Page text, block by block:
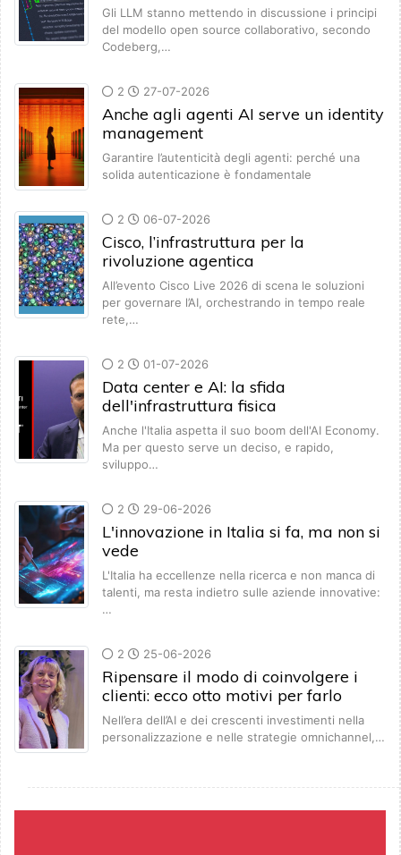
Gli LLM stanno mettendo in discussione i principi
del modello open source collaborativo, secondo
Codeberg,…
2 27-07-2026
Anche agli agenti AI serve un identity
management
Garantire l’autenticità degli agenti: perché una
solida autenticazione è fondamentale
2 06-07-2026
Cisco, l’infrastruttura per la
rivoluzione agentica
All’evento Cisco Live 2026 di scena le soluzioni
per governare l’AI, orchestrando in tempo reale
rete,…
2 01-07-2026
Data center e AI: la sfida
dell'infrastruttura fisica
Anche l'Italia aspetta il suo boom dell'AI Economy.
Ma per questo serve un deciso, e rapido,
sviluppo…
2 29-06-2026
L'innovazione in Italia si fa, ma non si
vede
L'Italia ha eccellenze nella ricerca e non manca di
talenti, ma resta indietro sulle aziende innovative:
…
2 25-06-2026
Ripensare il modo di coinvolgere i
clienti: ecco otto motivi per farlo
Nell’era dell’AI e dei crescenti investimenti nella
personalizzazione e nelle strategie omnichannel,…